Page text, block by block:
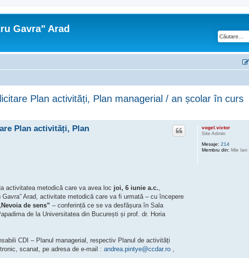
Gavra" Arad
Plan activități, Plan managerial / an școlar în curs
vogel.victor
Site Admin
Mesaje: 214
Membru din: Mie Ian
Plan activități, Plan
activitatea metodică care va avea loc joi, 6 iunie a.c.
Arad, activitate metodică care va fi urmată – cu începere
de sens” – conferință ce se va desfășura în Sala
de la Universitatea din București și prof. dr. Horia
CDI – Planul managerial, respectiv Planul de activități
scanat, pe adresa de e-mail : andrea.pintye@ccdar.ro